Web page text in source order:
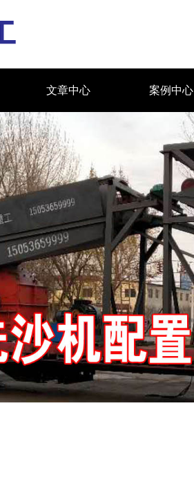
文章中心 案例中心